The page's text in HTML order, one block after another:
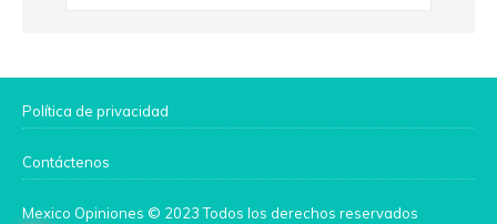
Política de privacidad
Contáctenos
Mexico Opiniones © 2023 Todos los derechos reservados